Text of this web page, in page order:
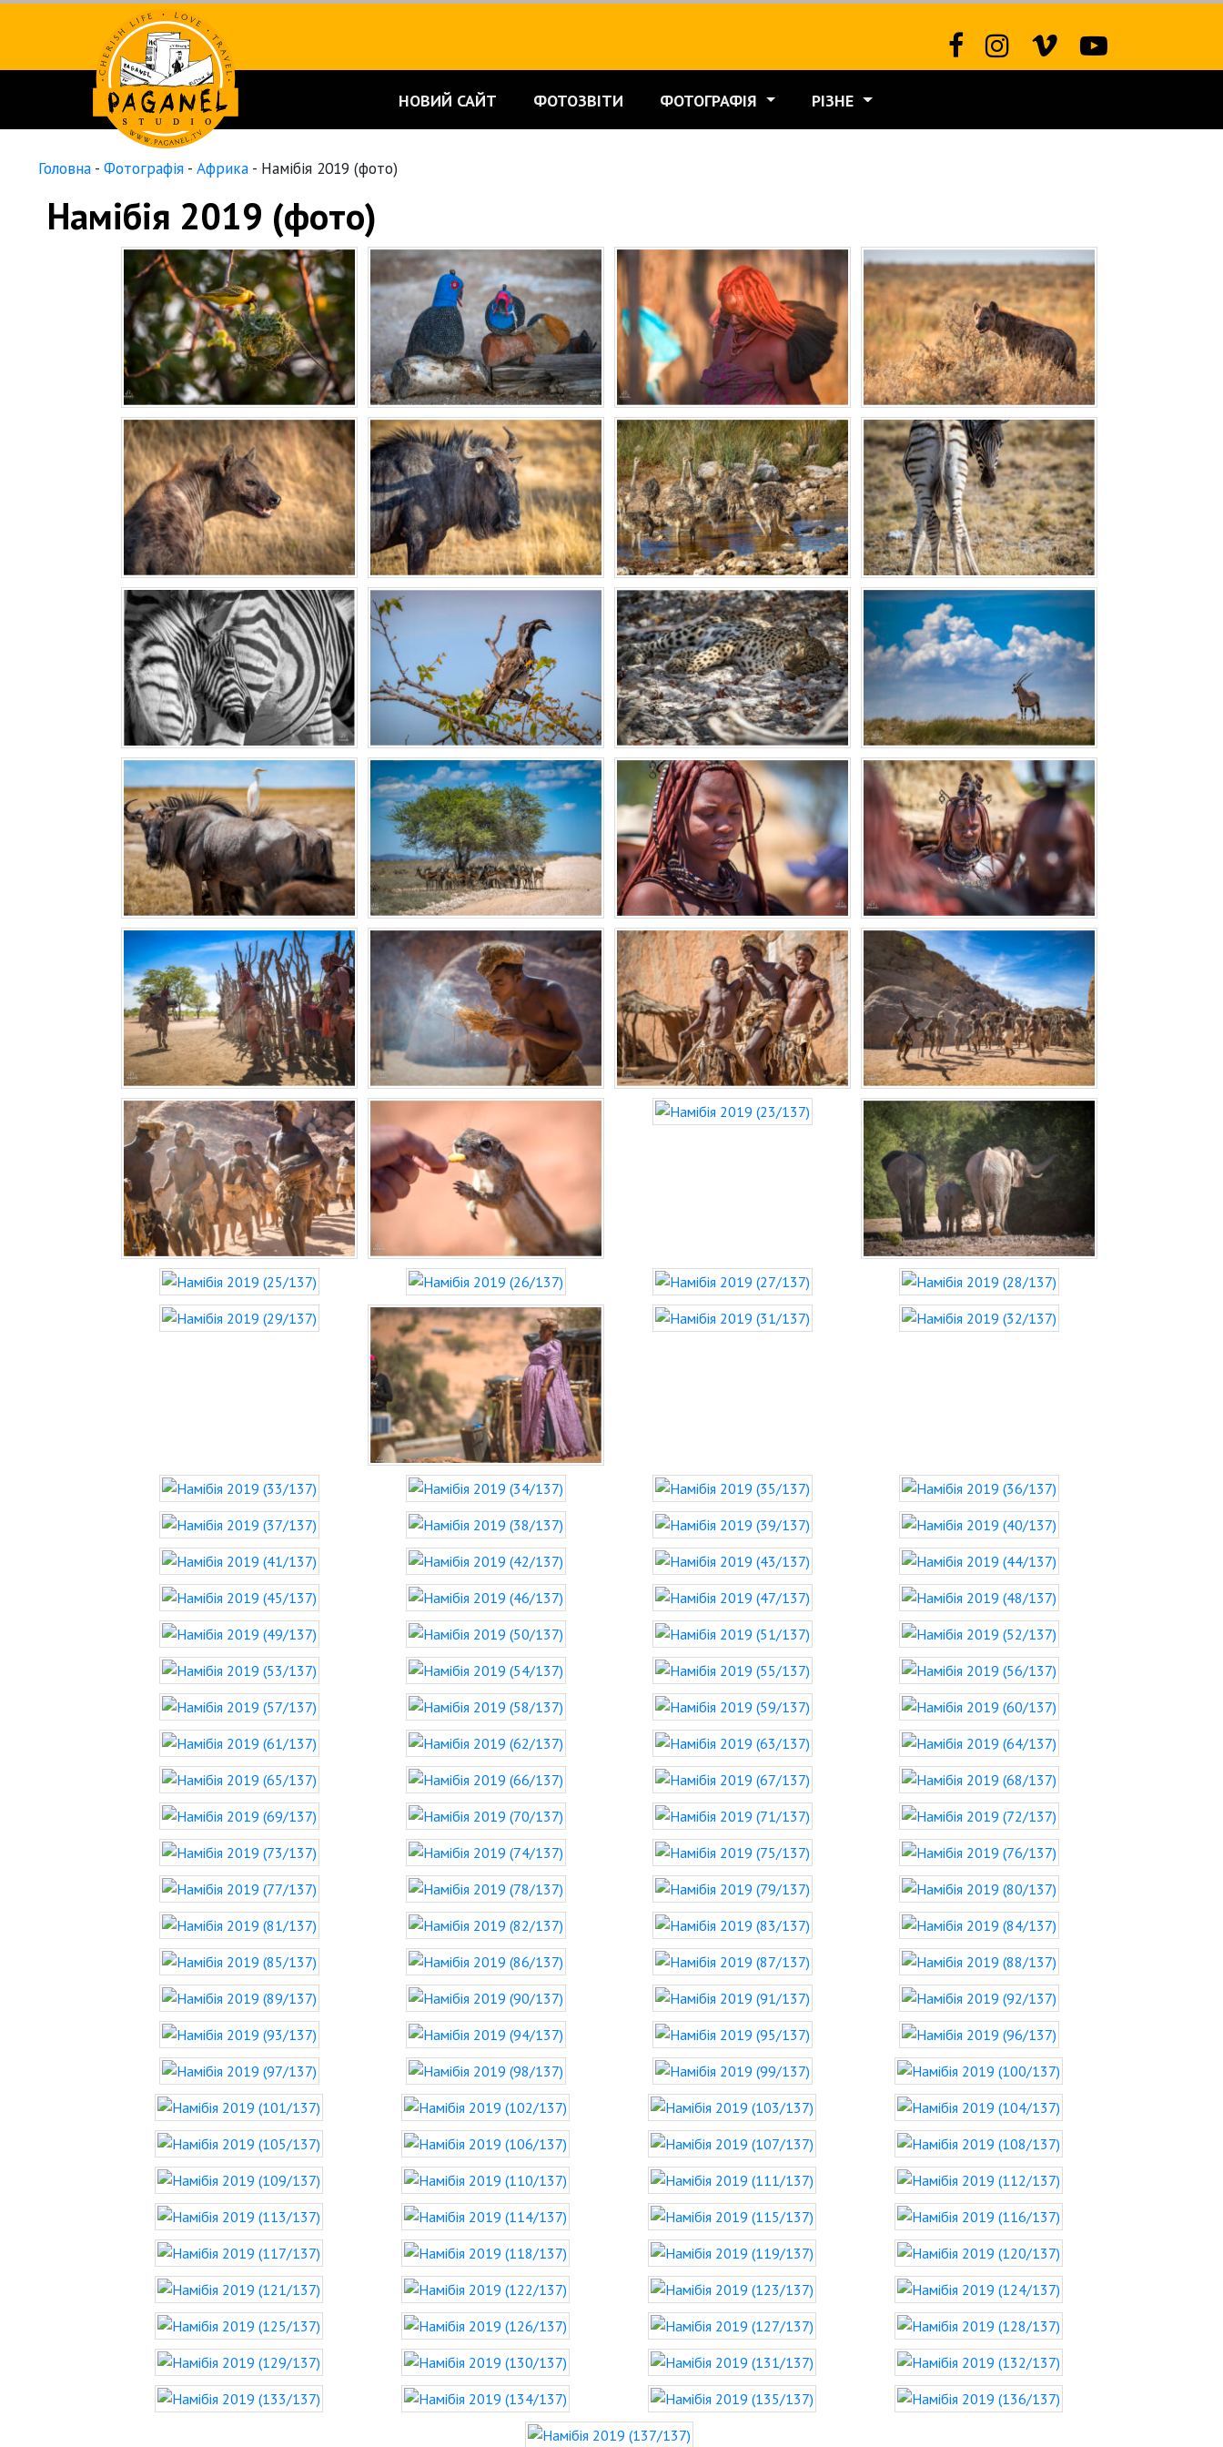
НОВИЙ САЙТ ФОТОЗВІТИ ФОТОГРАФІЯ РІЗНЕ
Головна- Фотографія- Африка- Намібія 2019 (фото)
Намібія 2019 (фото)